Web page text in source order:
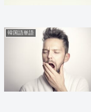
韓国語単語